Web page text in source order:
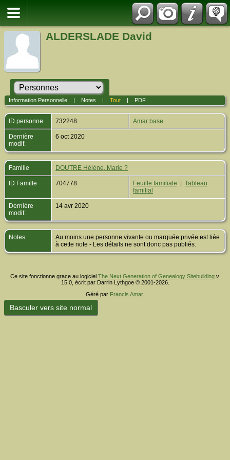
ALDERSLADE David
Information Personnelle| Notes Tout| PDF
ID personne 732248 Amar base
Dernière
modif.
6 oct 2020
Famille DOUTRE Hélène, Marie ?
ID Famille 704778 Feuille familiale
Tableau
familial
Dernière
modif.
14 avr 2020
Notes
Au moins une personne vivante ou marquée privée est liée
à cette note - Les détails ne sont donc pas publiés.
Ce site fonctionne grace au logiciel The Next Generation of Genealogy Sitebuildingv.
15.0, écrit par Darrin Lythgoe © 2001-2026.
Géré par Francis Amar.
Basculer vers site normal